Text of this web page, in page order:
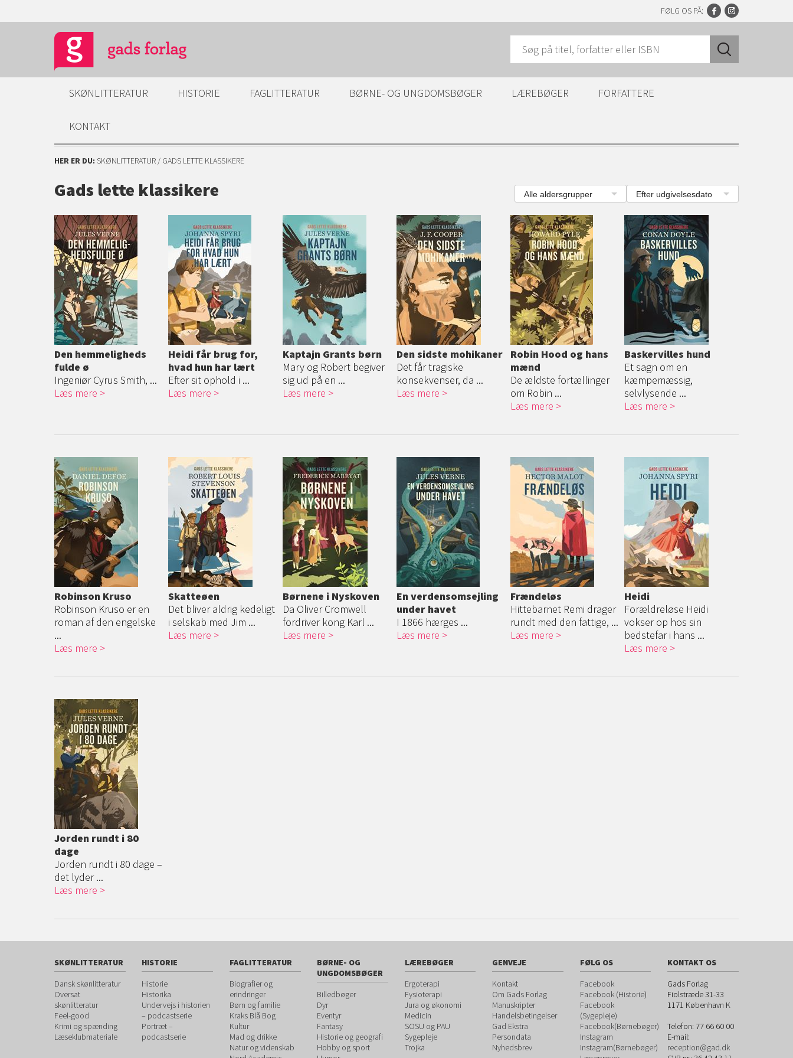
FØLG OS PÅ:
SKØNLITTERATUR HISTORIE FAGLITTERATUR BØRNE- OG UNGDOMSBØGER LÆREBØGER FORFATTERE
KONTAKT
HER ER DU: SKØNLITTERATUR / GADS LETTE KLASSIKERE
Efter udgivelsesdato
Alle aldersgrupper
Gads lette klassikere
Den hemmeligheds
fulde ø
Ingeniør Cyrus Smith, ...
Læs mere
Heidi får brug for,
hvad hun har lært
Efter sit ophold i ...
Læs mere
Kaptajn Grants børn
Mary og Robert begiver
sig ud på en ...
Læs mere
Den sidste mohikaner
Det får tragiske
konsekvenser, da ...
Læs mere
Robin Hood og hans
mænd
De ældste fortællinger
om Robin ...
Læs mere
Baskervilles hund
Et sagn om en
kæmpemæssig,
selvlysende ...
Læs mere
Robinson Kruso
Robinson Kruso er en
roman af den engelske
...
Læs mere
Skatteøen
Det bliver aldrig kedeligt
i selskab med Jim ...
Læs mere
Børnene i Nyskoven
Da Oliver Cromwell
fordriver kong Karl ...
Læs mere
En verdensomsejling
under havet
I 1866 hærges ...
Læs mere
Frændeløs
Hittebarnet Remi drager
rundt med den fattige, ...
Læs mere
Heidi
Forældreløse Heidi
vokser op hos sin
bedstefar i hans ...
Læs mere
Jorden rundt i 80
dage
Jorden rundt i 80 dage –
det lyder ...
Læs mere
SKØNLITTERATUR
Dansk skønlitteratur
Oversat
skønlitteratur
Feel-good
Krimi og spænding
Læseklubmateriale
HISTORIE
Historie
Historika
Undervejs i historien
– podcastserie
Portræt –
podcastserie
FAGLITTERATUR
Biografier og
erindringer
Børn og familie
Kraks Blå Bog
Kultur
Mad og drikke
Natur og videnskab
BØRNE- OG
UNGDOMSBØGER
Billedbøger
Dyr
Eventyr
Fantasy
Historie og geografi
Hobby og sport
LÆREBØGER
Ergoterapi
Fysioterapi
Jura og økonomi
Medicin
SOSU og PAU
Sygepleje
Trojka
GENVEJE
Kontakt
Om Gads Forlag
Manuskripter
Handelsbetingelser
Gad Ekstra
Persondata
Nyhedsbrev
FØLG OS
Facebook
Facebook (Historie)
Facebook
(Sygepleje)
Facebook(Børnebøger)
Instagram
Instagram(Børnebøger)
KONTAKT OS
Gads Forlag
Fiolstræde 31-33
1171 København K
Telefon: 77 66 60 00
E-mail:
reception@gad.dk